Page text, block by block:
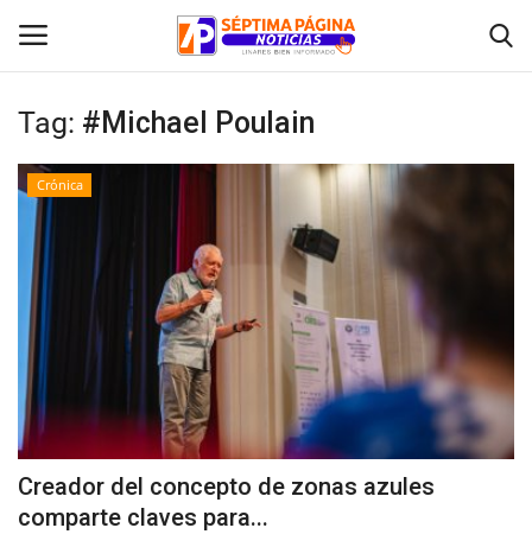
Inicio
Crónica
Policial
Tribunales
Deporte
Política
Espectáculos
Tag: #Michael Poulain
Crónica
Creador del concepto de zonas azules
comparte claves para...